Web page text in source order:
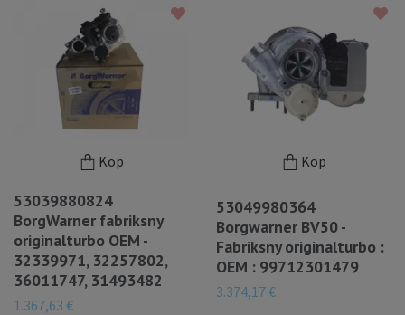
Köp
53039880824
BorgWarner fabriksny
originalturbo OEM -
32339971, 32257802,
36011747, 31493482
1.367,63 €
Köp
53049980364
Borgwarner BV50 -
Fabriksny originalturbo :
OEM : 99712301479
3.374,17 €